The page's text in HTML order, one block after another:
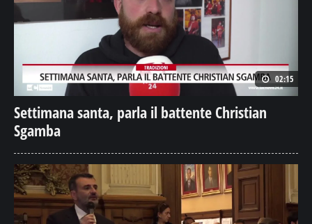
02:15
Settimana santa, parla il battente Christian
Sgamba